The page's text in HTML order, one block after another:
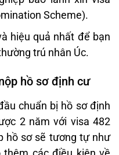
Scheme).
hiệu quả nhất để bạn
trú nhân Úc.
hồ sơ định cư
chuẩn bị hồ sơ định
2 năm với visa 482
hồ sơ sẽ tương tự như